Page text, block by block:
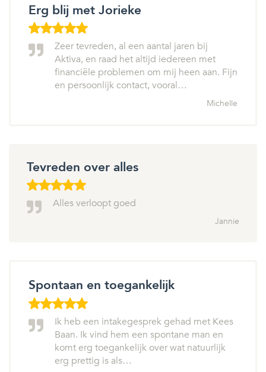
Erg blij met Jorieke
Zeer tevreden, al een aantal jaren bij
Aktiva, en raad het altijd iedereen met
financiële problemen om mij heen aan. Fijn
en persoonlijk contact, vooral…
Michelle
Tevreden over alles
Alles verloopt goed
Jannie
Spontaan en toegankelijk
Ik heb een intakegesprek gehad met Kees
Baan. Ik vind hem een spontane man en
komt erg toegankelijk over wat natuurlijk
erg prettig is als…